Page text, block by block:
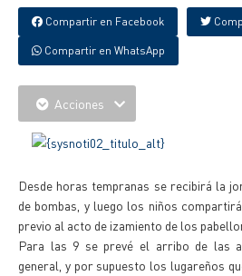
Compartir en Facebook
Compartir en WhatsApp
Acciones
Desde horas tempranas se recibirá la
de bombas, y luego los niños
previo al acto de izamiento de los
Para las 9 se prevé el arribo de las
general, y por supuesto los lugareños